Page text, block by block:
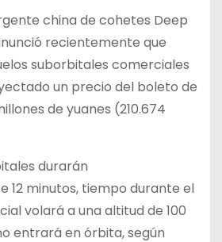
china de cohetes Deep
recientemente que
suborbitales comerciales
un precio del boleto de
de yuanes (210.674
durarán
12 minutos, tiempo durante el
volará a una altitud de 100
entrará en órbita, según